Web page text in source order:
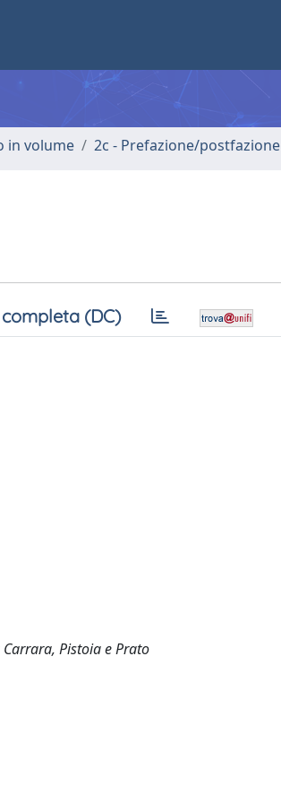
in volume 2c - Prefazione/postfazione
(DC)
Pistoia e Prato